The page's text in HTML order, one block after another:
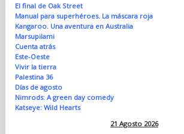
El final de Oak Street
Manual para superhéroes. La máscara roja
Kangaroo. Una aventura en Australia
Marsupilami
Cuenta atrás
Este-Oeste
Vivir la tierra
Palestina 36
Días de agosto
Nimrods: A green day comedy
Katseye: Wild Hearts
21 Agosto 2026